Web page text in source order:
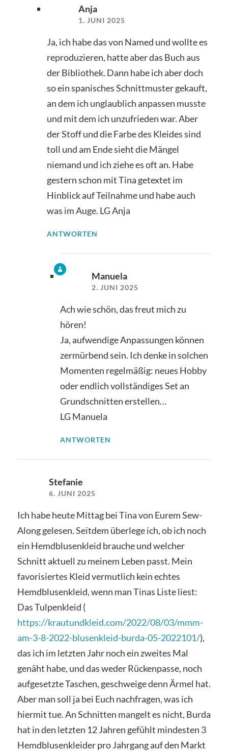
Anja
1. JUNI 2025
Ja, ich habe das von Named und wollte es
reproduzieren, hatte aber das Buch aus
der Bibliothek. Dann habe ich aber doch
so ein spanisches Schnittmuster gekauft,
an dem ich unglaublich anpassen musste
und mit dem ich unzufrieden war. Aber
der Stoff und die Farbe des Kleides sind
toll und am Ende sieht die Mängel
niemand und ich ziehe es oft an. Habe
gestern schon mit Tina getextet im
Hinblick auf Teilnahme und habe auch
was im Auge. LG Anja
ANTWORTEN
Manuela
2. JUNI 2025
Ach wie schön, das freut mich zu
hören!
Ja, aufwendige Anpassungen können
zermürbend sein. Ich denke in solchen
Momenten regelmäßig: neues Hobby
oder endlich vollständiges Set an
Grundschnitten erstellen…
LG Manuela
ANTWORTEN
Stefanie
6. JUNI 2025
Ich habe heute Mittag bei Tina von Eurem Sew-
Along gelesen. Seitdem überlege ich, ob ich noch
ein Hemdblusenkleid brauche und welcher
Schnitt aktuell zu meinem Leben passt. Mein
favorisiertes Kleid vermutlich kein echtes
Hemdblusenkleid, wenn man Tinas Liste liest:
Das Tulpenkleid (
https://krautundkleid.com/2022/08/03/mmm-
am-3-8-2022-blusenkleid-burda-05-2022101/),
das ich im letzten Jahr noch ein zweites Mal
genäht habe, und das weder Rückenpasse, noch
aufgesetzte Taschen, geschweige denn Ärmel hat.
Aber man soll ja bei Euch nachfragen, was ich
hiermit tue. An Schnitten mangelt es nicht, Burda
hat in den letzten 12 Jahren gefühlt mindesten 3
Hemdblusenkleider pro Jahrgang auf den Markt